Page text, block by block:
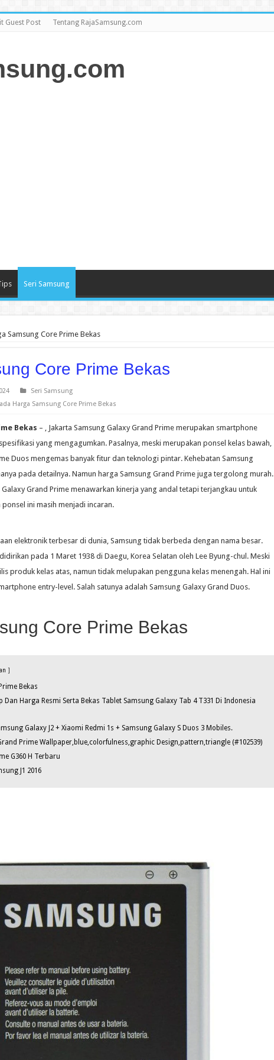
Guest Post Tentang RajaSamsung.com
Seri Samsung
Samsung Core Prime Bekas
Core Prime Bekas
Seri Samsung
Harga Samsung Core Prime Bekas
Bekas – , Jakarta Samsung Galaxy Grand Prime merupakan smartphone
yang mengagumkan. Pasalnya, meski merupakan ponsel kelas bawah,
Duos mengemas banyak fitur dan teknologi pintar. Kehebatan Samsung
pada detailnya. Namun harga Samsung Grand Prime juga tergolong murah.
Grand Prime menawarkan kinerja yang andal tetapi terjangkau untuk
ponsel ini masih menjadi incaran.
elektronik terbesar di dunia, Samsung tidak berbeda dengan nama besar.
pada 1 Maret 1938 di Daegu, Korea Selatan oleh Lee Byung-chul. Meski
produk kelas atas, namun tidak melupakan pengguna kelas menengah. Hal ini
entry-level. Salah satunya adalah Samsung Galaxy Grand Duos.
Core Prime Bekas
Bekas
Dan Harga Resmi Serta Bekas Tablet Samsung Galaxy Tab 4 T331 Di Indonesia
Galaxy J2 + Xiaomi Redmi 1s + Samsung Galaxy S Duos 3 Mobiles.
Prime Wallpaper,blue,colorfulness,graphic Design,pattern,triangle (#102539)
G360 H Terbaru
J1 2016